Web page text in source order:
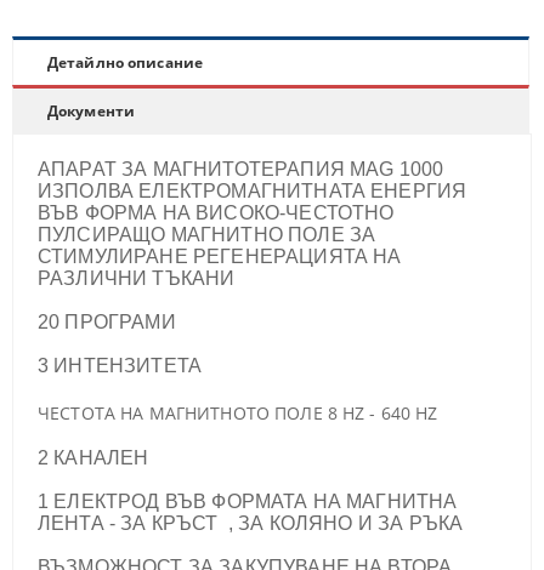
Детайлно описание
Документи
АПАРАТ ЗА МАГНИТОТЕРАПИЯ MAG 1000
ИЗПОЛВА ЕЛЕКТРОМАГНИТНАТА ЕНЕРГИЯ
ВЪВ ФОРМА НА ВИСОКО-ЧЕСТОТНО
ПУЛСИРАЩО МАГНИТНО ПОЛЕ ЗА
СТИМУЛИРАНЕ РЕГЕНЕРАЦИЯТА НА
РАЗЛИЧНИ ТЪКАНИ
20 ПРОГРАМИ
3 ИНТЕНЗИТЕТА
ЧЕСТОТА НА МАГНИТНОТО ПОЛЕ 8 HZ - 640 HZ
2 КАНАЛЕН
1 ЕЛЕКТРОД ВЪВ ФОРМАТА НА МАГНИТНА
ЛЕНТА - ЗА КРЪСТ , ЗА КОЛЯНО И ЗА РЪКА